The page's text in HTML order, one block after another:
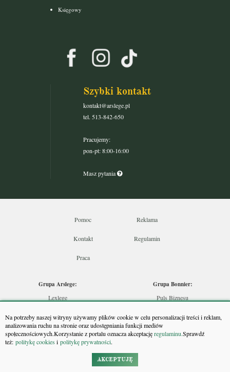
Na potrzeby naszej witryny używamy plików cookie w celu personalizacji treści i reklam,
analizowania ruchu na stronie oraz udostępniania funkcji mediów
społecznościowych.Korzystanie z portalu oznacza akceptacjęregulaminu.Sprawdź
też: politykę cookiesi politykę prywatności.
AKCEPTUJĘ
Księgowy
Szybki kontakt
kontakt@arslege.pl
tel. 513-842-650
Pracujemy:
pon-pt: 8:00-16:00
Masz pytania
Pomoc Reklama
Kontakt Regulamin
Praca
Grupa Arslege:
Lexlege
Skarbowcy
Urzędnik
Rzeczoznawca
Grupa Bonnier:
Puls Biznesu
Puls Medycyny
Monitor Firm